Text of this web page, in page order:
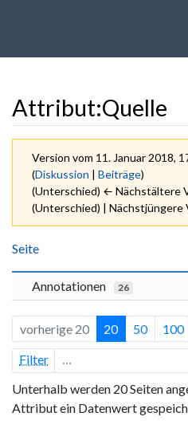
Attribut:Quelle
Version vom 11. Januar 2018,
(Diskussion | Beiträge)
(Unterschied) ← Nächstältere
(Unterschied) |
Wechseln zu:
Seite
Annotationen 26
vorherige 20 20 50 100
Filter
Unterhalb werden 20 Seiten
Attribut ein Datenwert